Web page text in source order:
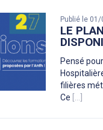
Publié le
LE
Pensé
filières
Ce